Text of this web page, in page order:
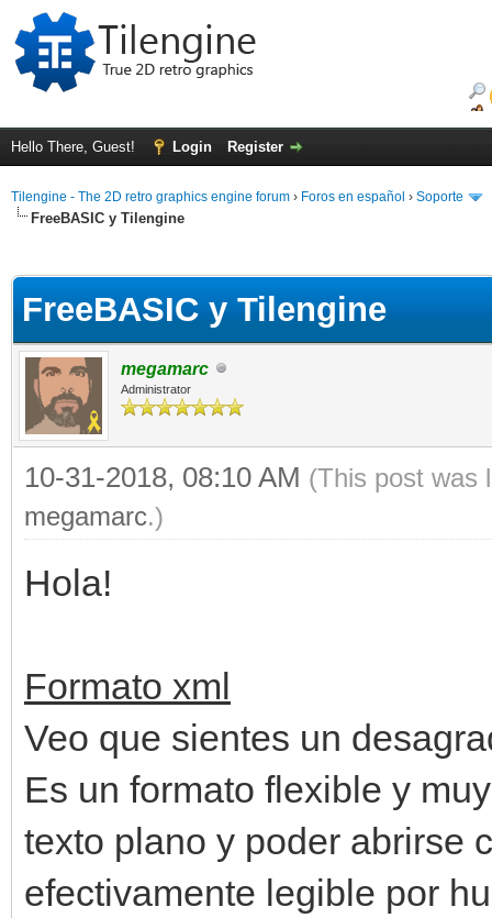
Hello There, Guest! Login Register
Tilengine - The 2D retro graphics engine forum › Foros en español › Soporte
FreeBASIC y Tilengine
FreeBASIC y Tilengine
megamarc
Administrator
10-31-2018, 08:10 AM (This post was
megamarc.)
Hola!
Formato xml
Veo que sientes un
Es un formato flexible y
texto plano y poder abrirse
efectivamente legible por